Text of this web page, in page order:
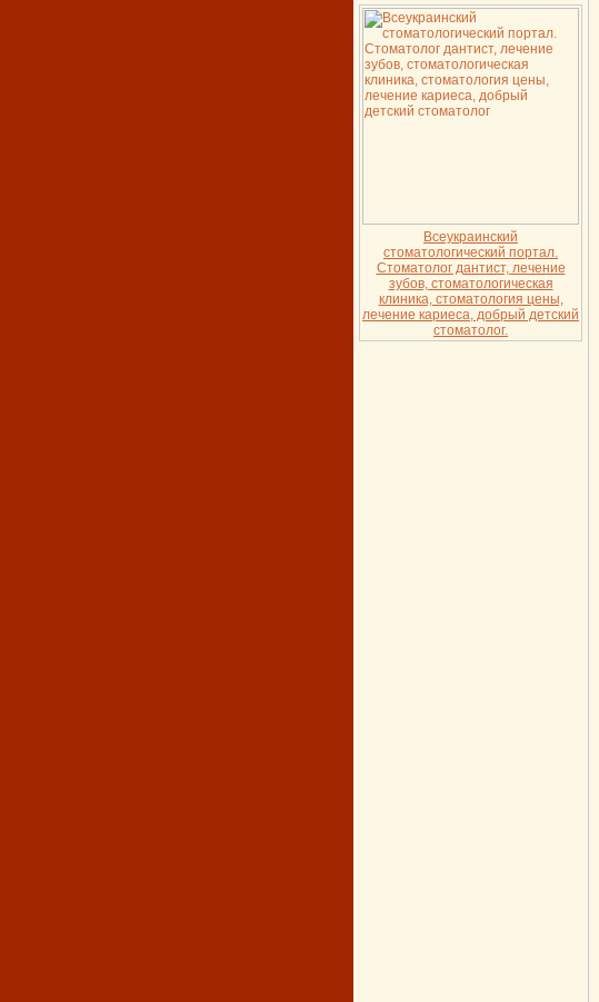
Всеукраинский
стоматологический портал.
Стоматолог дантист, лечение
зубов, стоматологическая
клиника, стоматология цены,
лечение кариеса, добрый детский
стоматолог.